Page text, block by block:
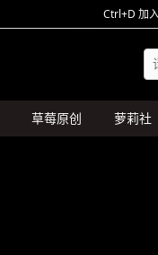
Ctrl+D 加
草莓原创 萝莉社